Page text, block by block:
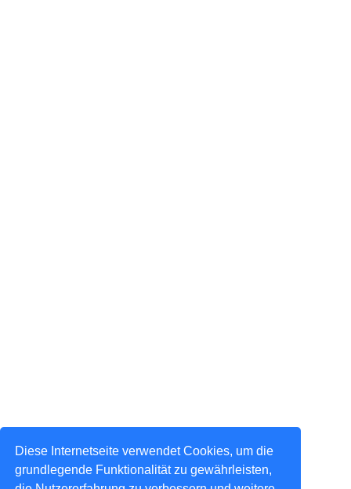
Diese Internetseite verwendet Cookies, um die
grundlegende Funktionalität zu gewährleisten,